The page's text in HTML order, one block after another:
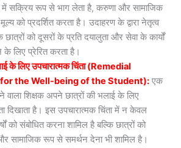
में सक्रिय रूप से भाग लेता है, करुणा और सामाजिक
को प्रदर्शित करता है। उदाहरण के द्वारा नेतृत्व
को दूसरों के प्रति दयालुता और सेवा के कार्यों
के लिए प्रेरित करता है।
के लिए उपचारात्मक चिंता (Remedial
the Well-being of the Student): एक
शिक्षक अपने छात्रों की भलाई के लिए
दिखाता है। इस उपचारात्मक चिंता में न केवल
को संबोधित करना शामिल है बल्कि छात्रों को
सामाजिक रूप से समर्थन देना भी शामिल है।